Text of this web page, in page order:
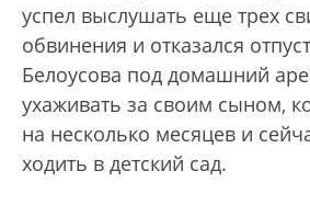
успел выслушать еще трех
обвинения и отказался
Белоусова под домашний
ухаживать за своим сыном,
на несколько месяцев и
ходить в детский сад.